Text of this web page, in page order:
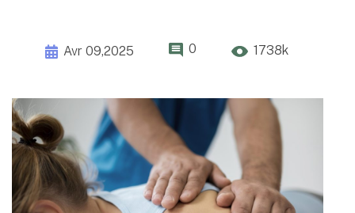
Avr 09,2025 0 1738k